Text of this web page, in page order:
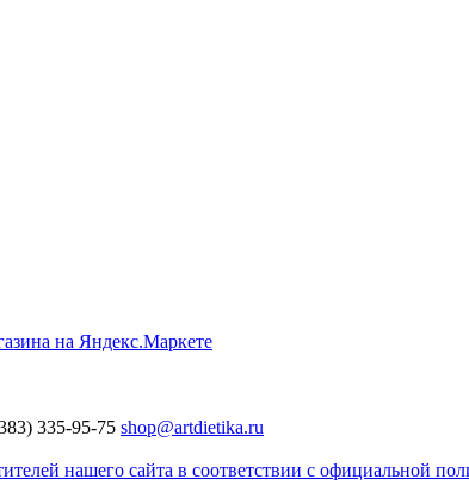
335-95-75 shop@artdietika.ru
нашего сайта в соответствии с официальной